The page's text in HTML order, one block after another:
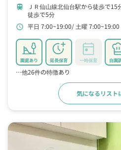
train ＪＲ仙山線北仙台駅から徒歩で15
徒歩で5分
schedule 平日 7:00~19:00 土曜 7:00~19:00
園庭あり 延長保育 一時保育 自園
…他26件の特徴あり
気になるリスト